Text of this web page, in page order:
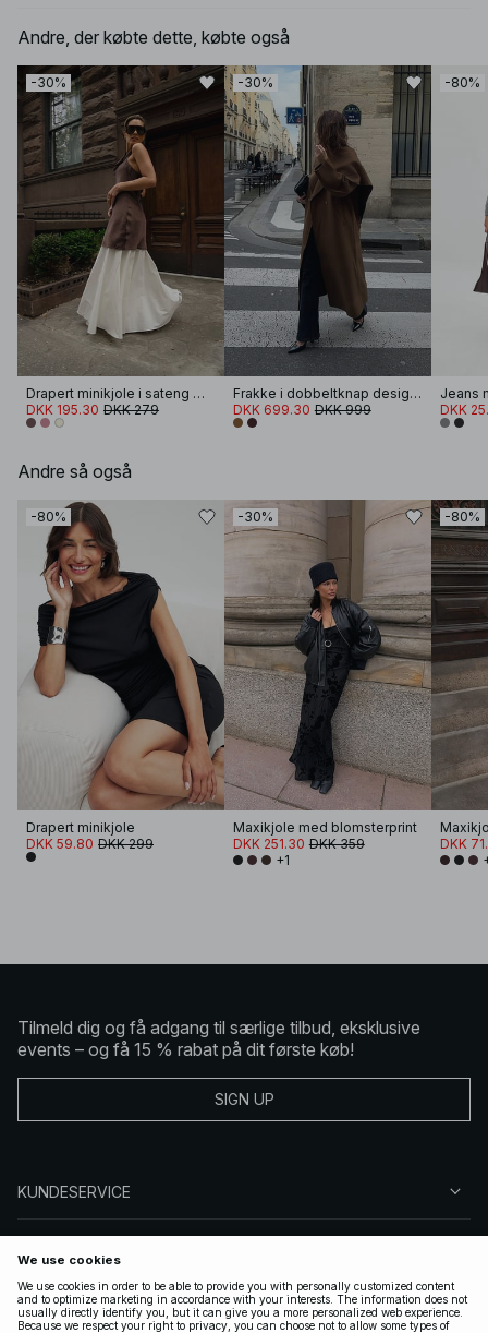
Andre, der købte dette, købte også
-30%
Drapert minikjole i sateng med halterneck
DKK 195.30 DKK 279
-30%
Frakke i dobbeltknap design i uldblanding
DKK 699.30 DKK 999
-80%
Jeans
DKK
Andre så også
-80%
Drapert minikjole
DKK 59.80 DKK 299
-30%
Maxikjole med blomsterprint
DKK 251.30 DKK 359
+1
-80%
DKK
Tilmeld dig og få adgang til særlige tilbud, eksklusive
events – og få 15 % rabat på dit første køb!
SIGN UP
KUNDESERVICE
FØLG OS